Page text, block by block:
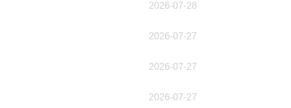
2026-07-28
2026-07-27
2026-07-27
2026-07-27